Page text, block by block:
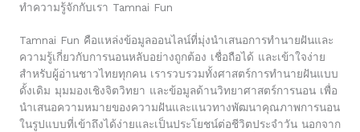
ทำความรู้จักกับเรา Tamnai Fun
Tamnai Fun คือแหล่งข้อมูลออนไลน์ที่มุ่งนำเสนอการทำนายฝันและ
ความรู้เกี่ยวกับการนอนหลับอย่างถูกต้อง เชื่อถือได้ และเข้าใจง่าย
สำหรับผู้อ่านชาวไทยทุกคน เรารวบรวมทั้งศาสตร์การทำนายฝันแบบ
ดั้งเดิม มุมมองเชิงจิตวิทยา และข้อมูลด้านวิทยาศาสตร์การนอน เพื่อ
นำเสนอความหมายของความฝันและแนวทางพัฒนาคุณภาพการนอน
ในรูปแบบที่เข้าถึงได้ง่ายและเป็นประโยชน์ต่อชีวิตประจำวัน นอกจาก